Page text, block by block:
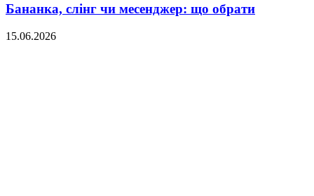
Бананка, слінг чи месенджер: що обрати
15.06.2026